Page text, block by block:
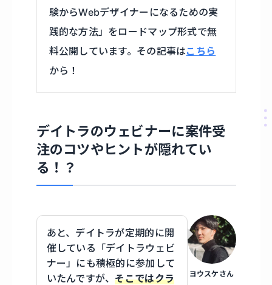
験からWebデザイナーになるための実
践的な方法」をロードマップ形式で無
料公開しています。その記事はこちら
から！
デイトラのウェビナーに案件受
注のコツやヒントが隠れてい
る！？
ヨウスケさん
あと、デイトラが定期的に開
催している「デイトラウェビ
ナー」にも積極的に参加して
いたんですが、そこではクラ